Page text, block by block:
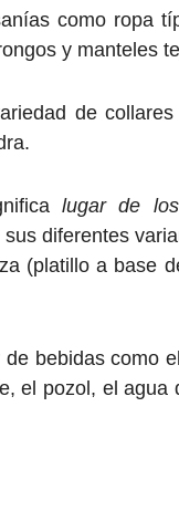
como ropa
y manteles
de
lugar de los
diferentes
(platillo a base
bebidas como
el pozol, el